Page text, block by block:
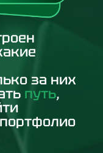
за них
путь,